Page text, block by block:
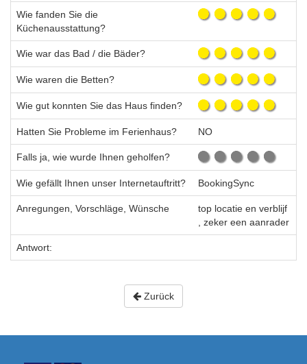
Wie fanden Sie die
Küchenausstattung?
Wie war das Bad / die Bäder?
Wie waren die Betten?
Wie gut konnten Sie das Haus finden?
Hatten Sie Probleme im Ferienhaus? NO
Falls ja, wie wurde Ihnen geholfen?
Wie gefällt Ihnen unser Internetauftritt? BookingSync
Anregungen, Vorschläge, Wünsche
top locatie en verblijf
, zeker een aanrader
Antwort:
Zurück